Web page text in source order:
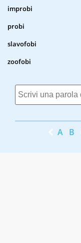
improbi
probi
slavofobi
zoofobi
A B